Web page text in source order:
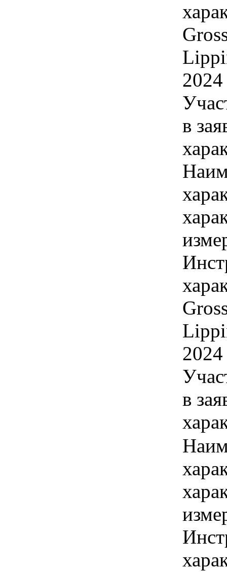
в
в